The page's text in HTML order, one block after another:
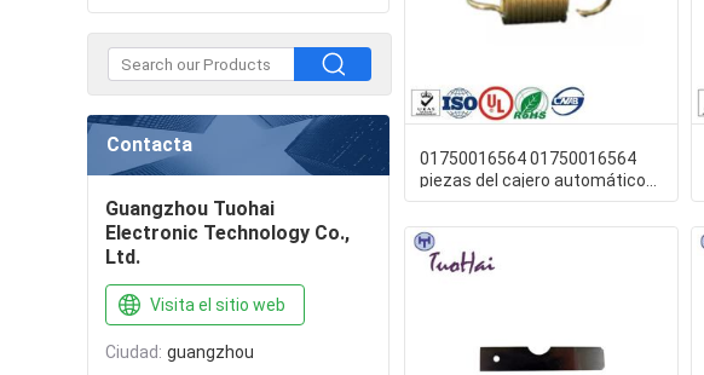
Contacta
Guangzhou Tuohai
Electronic Technology Co.,
Ltd.
Visita el sitio web
Ciudad: guangzhou
01750016564 01750016564
piezas del cajero automático
de Wincor del resorte